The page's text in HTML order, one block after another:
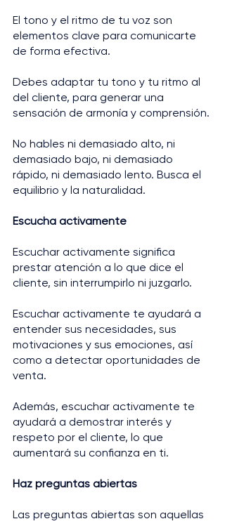
El tono y el ritmo de tu voz son
elementos clave para comunicarte
de forma efectiva.
Debes adaptar tu tono y tu ritmo al
del cliente, para generar una
sensación de armonía y comprensión.
No hables ni demasiado alto, ni
demasiado bajo, ni demasiado
rápido, ni demasiado lento. Busca el
equilibrio y la naturalidad.
Escucha activamente
Escuchar activamente significa
prestar atención a lo que dice el
cliente, sin interrumpirlo ni juzgarlo.
Escuchar activamente te ayudará a
entender sus necesidades, sus
motivaciones y sus emociones, así
como a detectar oportunidades de
venta.
Además, escuchar activamente te
ayudará a demostrar interés y
respeto por el cliente, lo que
aumentará su confianza en ti.
Haz preguntas abiertas
Las preguntas abiertas son aquellas